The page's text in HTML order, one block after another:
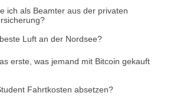
ich als Beamter aus der privaten
Luft an der Nordsee?
erste, was jemand mit Bitcoin gekauft
Fahrtkosten absetzen?